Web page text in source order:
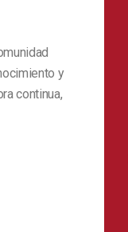
y
continua,